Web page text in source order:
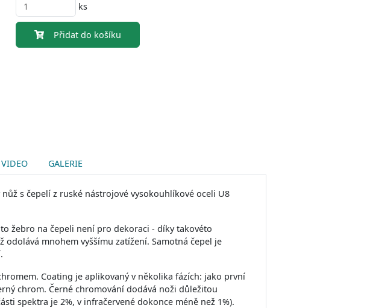
ks
Přidat do košíku
VIDEO GALERIE
s čepelí z ruské nástrojové vysokouhlíkové oceli U8
žebro na čepeli není pro dekoraci - díky takovéto
mnohem vyššímu zatížení. Samotná čepel je
Coating je aplikovaný v několika fázích: jako první
chrom. Černé chromování dodává noži důležitou
spektra je 2%, v infračervené dokonce méně než 1%).